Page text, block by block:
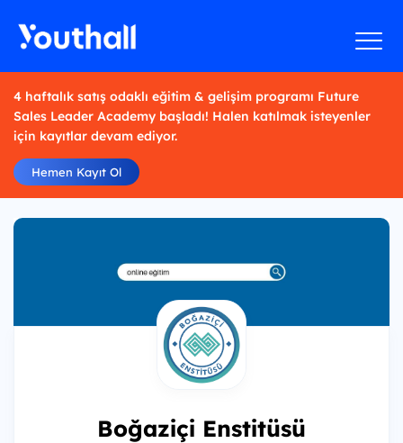
4 haftalık satış odaklı eğitim & gelişim programı Future
Sales Leader Academy başladı! Halen katılmak isteyenler
için kayıtlar devam ediyor.
Hemen Kayıt Ol
Boğaziçi Enstitüsü